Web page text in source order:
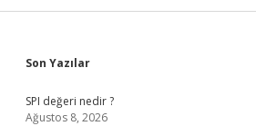
Sidebar
Son Yazılar
SPI değeri nedir ?
Ağustos 8, 2026